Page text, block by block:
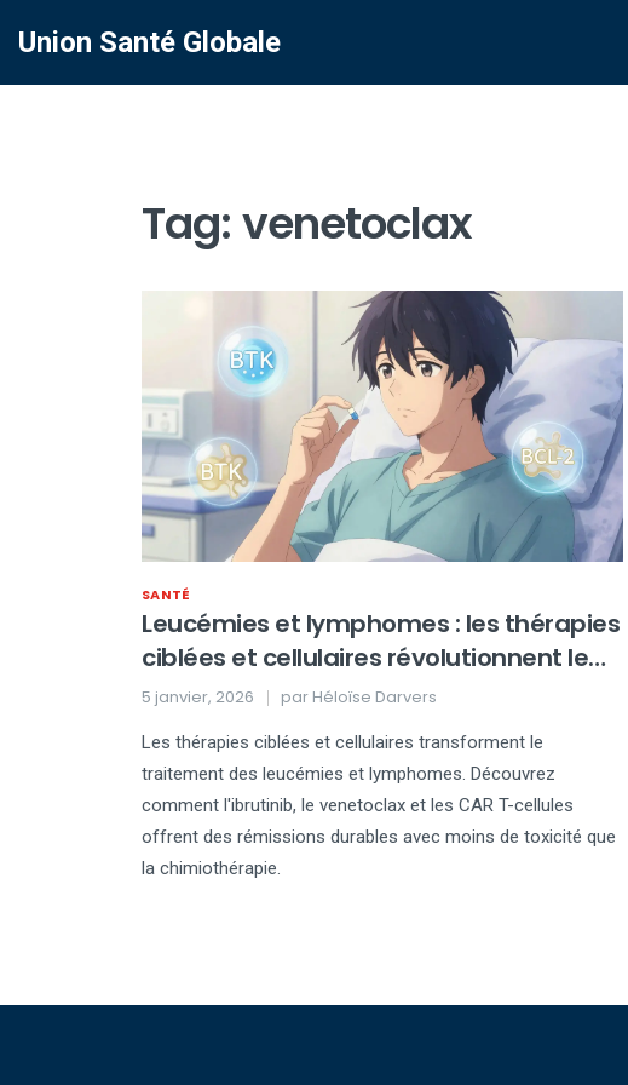
Union Santé Globale
Tag: venetoclax
SANTÉ
Leucémies et lymphomes : les thérapies
ciblées et cellulaires révolutionnent le
traitement
5 janvier, 2026 par Héloïse Darvers
Les thérapies ciblées et cellulaires transforment le
traitement des leucémies et lymphomes. Découvrez
comment l'ibrutinib, le venetoclax et les CAR T-cellules
offrent des rémissions durables avec moins de toxicité que
la chimiothérapie.